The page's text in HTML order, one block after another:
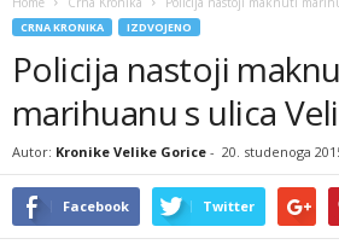
CRNA KRONIKA IZDVOJENO
Policija nastoji
marihuanu s ulica
Autor: Kronike Velike Gorice - 20. studenoga
Facebook Twitter